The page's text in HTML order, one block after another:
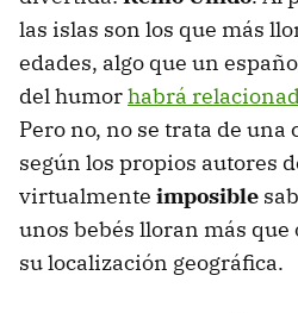
las islas son los que más
edades, algo que un
del humorhabrá
Pero no, no se trata de
según los propios autores
virtualmente imposible
unos bebés lloran más
su localización geográfica.